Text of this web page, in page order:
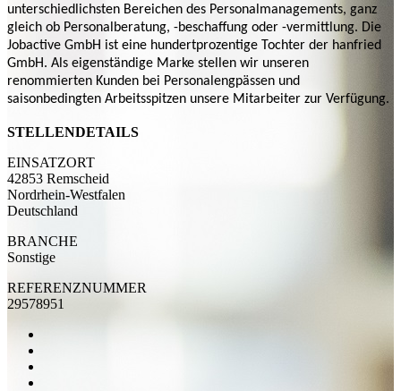
unterschiedlichsten Bereichen des Personalmanagements, ganz
gleich ob Personalberatung, -beschaffung oder -vermittlung. Die
Jobactive GmbH ist eine hundertprozentige Tochter der hanfried
GmbH. Als eigenständige Marke stellen wir unseren
renommierten Kunden bei Personalengpässen und
saisonbedingten Arbeitsspitzen unsere Mitarbeiter zur Verfügung.
STELLENDETAILS
EINSATZORT
42853 Remscheid
Nordrhein-Westfalen
Deutschland
BRANCHE
Sonstige
REFERENZNUMMER
29578951